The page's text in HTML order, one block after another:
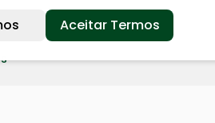
Aceitar Termos